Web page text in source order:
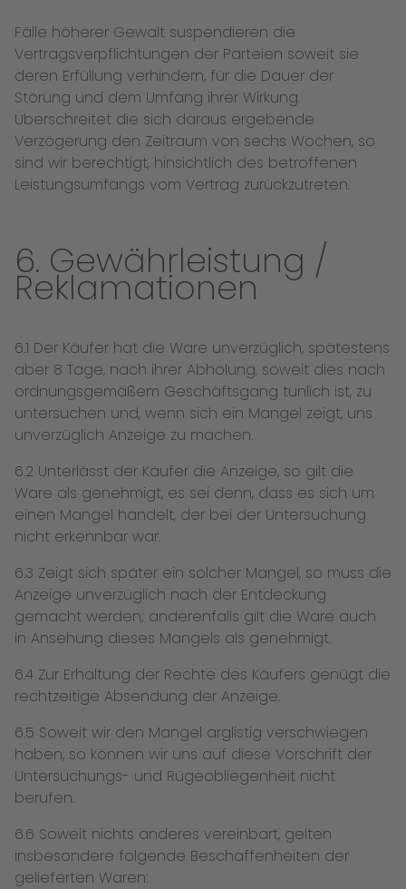
Fälle höherer Gewalt suspendieren die
Vertragsverpflichtungen der Parteien soweit sie
deren Erfüllung verhindern, für die Dauer der
Störung und dem Umfang ihrer Wirkung.
Überschreitet die sich daraus ergebende
Verzögerung den Zeitraum von sechs Wochen, so
sind wir berechtigt, hinsichtlich des betroffenen
Leistungsumfangs vom Vertrag zurückzutreten.
6. Gewährleistung /
Reklamationen
6.1 Der Käufer hat die Ware unverzüglich, spätestens
aber 8 Tage, nach ihrer Abholung, soweit dies nach
ordnungsgemäßem Geschäftsgang tunlich ist, zu
untersuchen und, wenn sich ein Mangel zeigt, uns
unverzüglich Anzeige zu machen.
6.2 Unterlässt der Käufer die Anzeige, so gilt die
Ware als genehmigt, es sei denn, dass es sich um
einen Mangel handelt, der bei der Untersuchung
nicht erkennbar war.
6.3 Zeigt sich später ein solcher Mangel, so muss die
Anzeige unverzüglich nach der Entdeckung
gemacht werden; anderenfalls gilt die Ware auch
in Ansehung dieses Mangels als genehmigt.
6.4 Zur Erhaltung der Rechte des Käufers genügt die
rechtzeitige Absendung der Anzeige.
6.5 Soweit wir den Mangel arglistig verschwiegen
haben, so können wir uns auf diese Vorschrift der
Untersuchungs- und Rügeobliegenheit nicht
berufen.
6.6 Soweit nichts anderes vereinbart, gelten
insbesondere folgende Beschaffenheiten der
gelieferten Waren: